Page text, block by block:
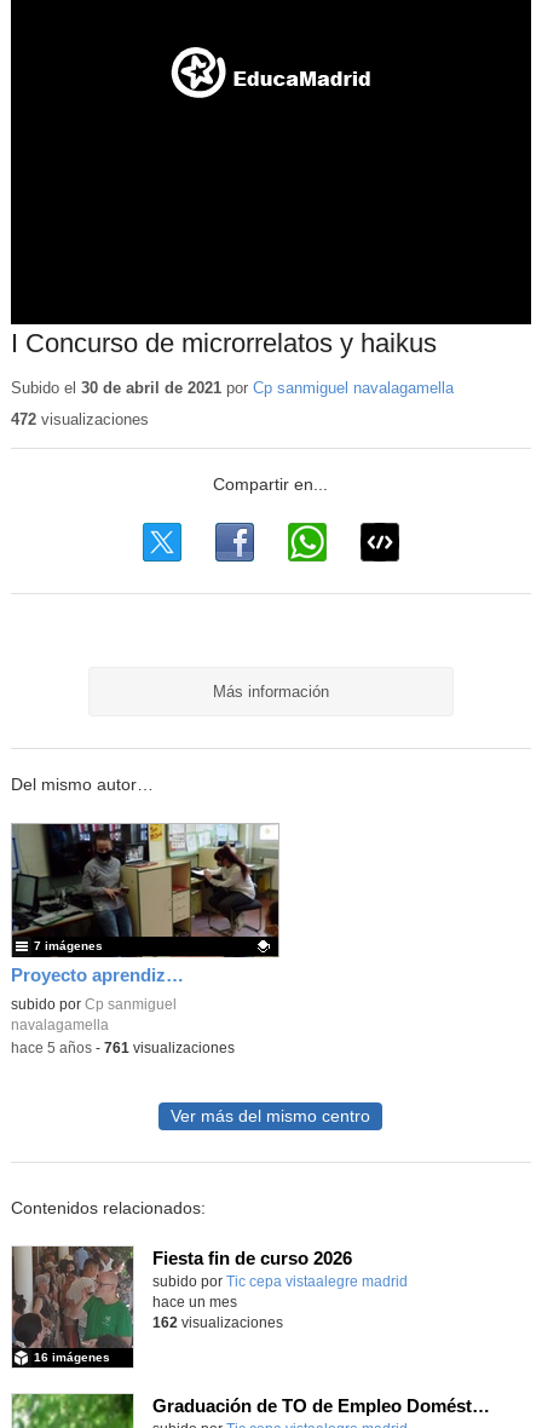
I Concurso de microrrelatos y haikus
Subido el 30 de abril de 2021por Cp sanmiguel navalagamella
472visualizaciones
Más información
Del mismo autor…
Proyecto aprendizaje de servicios
Contenido educativo.
subido por Cp sanmiguel
navalagamella
7 imágenes
-hace 5 años- 761visualizaciones
Ver más del mismo centro
Contenidos relacionados:
Fiesta fin de curso 2026
subido por Tic cepa vistaalegre madrid
16 imágenes
hace un mes
162 visualizaciones
Graduación de TO de Empleo Doméstico